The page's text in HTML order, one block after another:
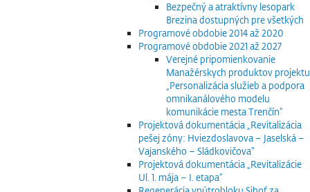
Bezpečný a atraktívny lesopark
Brezina dostupných pre všetkých
Programové obdobie 2014 až 2020
Programové obdobie 2021 až 2027
Verejné pripomienkovanie
Manažérskych produktov projektu
„Personalizácia služieb a podpora
omnikanálového modelu
komunikácie mesta Trenčín“
Projektová dokumentácia „Revitalizácia
pešej zóny: Hviezdoslavova – Jaselská –
Vajanského – Sládkovičova“
Projektová dokumentácia „Revitalizácie
Ul. 1. mája – I. etapa“